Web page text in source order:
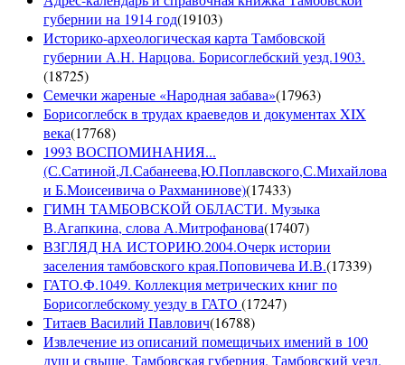
губернии на 1914 год(19103)
Историко-археологическая карта Тамбовской
губернии А.Н. Нарцова. Борисоглебский уезд.1903.
(18725)
Семечки жареные «Народная забава»(17963)
Борисоглебск в трудах краеведов и документах XIX
века(17768)
1993 ВОСПОМИНАНИЯ...
(С.Сатиной,Л.Сабанеева,Ю.Поплавского,С.Михайлова
и Б.Моисеивича о Рахманинове)(17433)
ГИМН ТАМБОВСКОЙ ОБЛАСТИ. Музыка
В.Агапкина, слова А.Митрофанова(17407)
ВЗГЛЯД НА ИСТОРИЮ.2004.Очерк истории
заселения тамбовского края.Поповичева И.В.(17339)
ГАТО.Ф.1049. Коллекция метрических книг по
Борисоглебскому уезду в ГАТО (17247)
Титаев Василий Павлович(16788)
Извлечение из описаний помещичьих имений в 100
душ и свыше. Тамбовская губерния. Тамбовский уезд.